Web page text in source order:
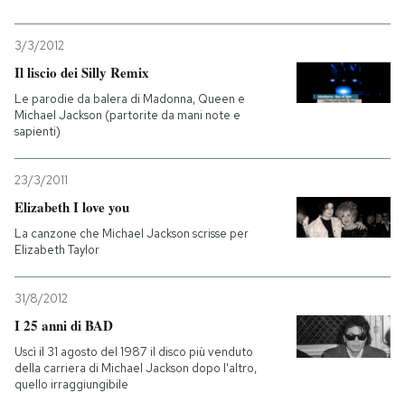
PODCAST
NEWSLETTER
AREA PERSONALE
Entra
3/3/2012
Il liscio dei Silly Remix
Le parodie da balera di Madonna, Queen e
Michael Jackson (partorite da mani note e
sapienti)
23/3/2011
Elizabeth I love you
La canzone che Michael Jackson scrisse per
Elizabeth Taylor
31/8/2012
I 25 anni di BAD
Uscì il 31 agosto del 1987 il disco più venduto
della carriera di Michael Jackson dopo l'altro,
quello irraggiungibile